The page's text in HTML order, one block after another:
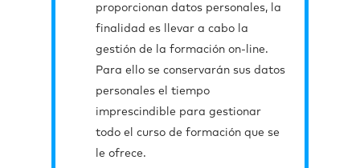
proporcionan datos personales, la
finalidad es llevar a cabo la
gestión de la formación on-line.
Para ello se conservarán sus datos
personales el tiempo
imprescindible para gestionar
todo el curso de formación que se
le ofrece.